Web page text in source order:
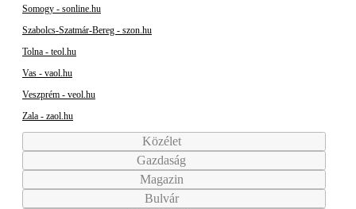
Somogy - sonline.hu
Szabolcs-Szatmár-Bereg - szon.hu
Tolna - teol.hu
Vas - vaol.hu
Veszprém - veol.hu
Zala - zaol.hu
Közélet
Gazdaság
Magazin
Bulvár